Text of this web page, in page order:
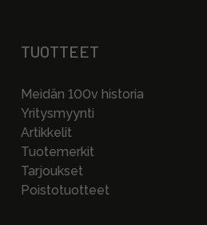
TUOTTEET
Meidän 100v historia
Yritysmyynti
Artikkelit
Tuotemerkit
Tarjoukset
Poistotuotteet